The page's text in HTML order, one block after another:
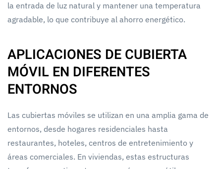
la entrada de luz natural y mantener una temperatura
agradable, lo que contribuye al ahorro energético.
APLICACIONES DE CUBIERTA
MÓVIL EN DIFERENTES
ENTORNOS
Las cubiertas móviles se utilizan en una amplia gama de
entornos, desde hogares residenciales hasta
restaurantes, hoteles, centros de entretenimiento y
áreas comerciales. En viviendas, estas estructuras